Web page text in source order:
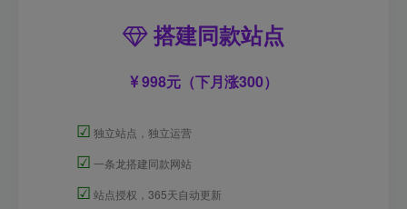
搭建同款站点
998元（下月涨300）
☑ 独立站点，独立运营
☑ 一条龙搭建同款网站
☑ 站点授权，365天自动更新